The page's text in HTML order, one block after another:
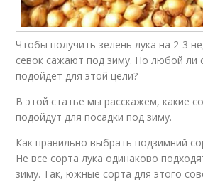
Чтобы получить зелень лука на 2-3
севок сажают под зиму. Но любой ли
подойдет для этой цели?
В этой статье мы расскажем, какие
подойдут для посадки под зиму.
Как правильно выбрать подзимний
Не все сорта лука одинаково
зиму. Так, южные сорта для этого